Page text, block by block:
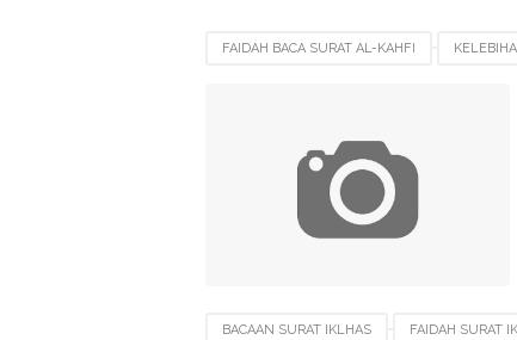
FAIDAH BACA SURAT AL-KAHFI
BACAAN SURAT IKLHAS FAIDAH SURAT